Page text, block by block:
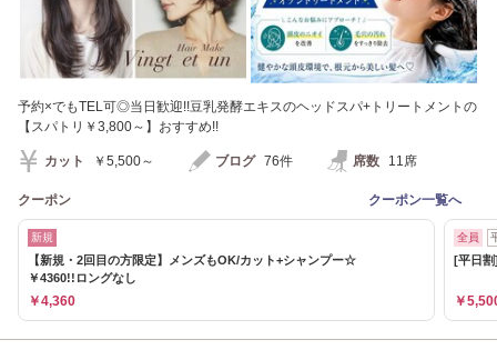
予約×でもTEL可◎当日歓迎!!豆乳発酵エキスのヘッドスパ+トリートメントの
【スパトリ￥3,800～】おすすめ!!
カット ￥5,500～ ブログ 76件 席数 11席
クーポン クーポン一覧へ
新規
【新規・2回目の方限定】メンズもOK/カット+シャンプー☆
￥4360!!ロングなし
￥4,360
全員
[平日
￥